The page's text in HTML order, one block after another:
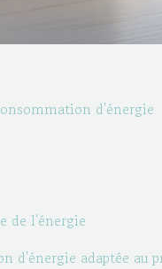
d'énergie
de l'énergie
d'énergie adaptée au